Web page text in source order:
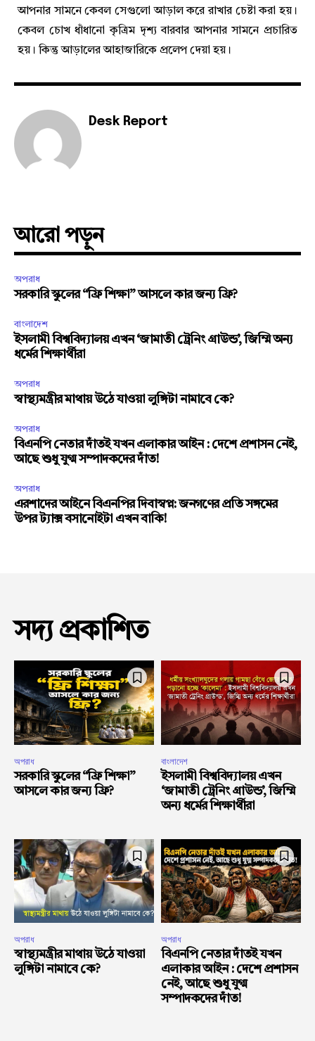
আপনার সামনে কেবল সেগুলো আড়াল করে রাখার চেষ্টা করা হয়।
কেবল চোখ ধাঁধানো কৃত্রিম দৃশ্য বারবার আপনার সামনে প্রচারিত
হয়। কিন্তু আড়ালের আহাজারিকে প্রলেপ দেয়া হয়।
Desk Report
আরো পড়ুন
অপরাধ
সরকারি স্কুলের “ফ্রি শিক্ষা” আসলে কার জন্য ফ্রি?
বাংলাদেশ
ইসলামী বিশ্ববিদ্যালয় এখন ‘জামাতী ট্রেনিং গ্রাউন্ড’, জিম্মি অন্য
ধর্মের শিক্ষার্থীরা
অপরাধ
স্বাস্থ্যমন্ত্রীর মাথায় উঠে যাওয়া লুঙ্গিটা নামাবে কে?
অপরাধ
বিএনপি নেতার দাঁতই যখন এলাকার আইন : দেশে প্রশাসন নেই,
আছে শুধু যুগ্ম সম্পাদকদের দাঁত!
অপরাধ
এরশাদের আইনে বিএনপির দিবাস্বপ্ন: জনগণের প্রতি সঙ্গমের
উপর ট্যাক্স বসানোইটা এখন বাকি!
সদ্য প্রকাশিত
অপরাধ
সরকারি স্কুলের “ফ্রি শিক্ষা”
আসলে কার জন্য ফ্রি?
বাংলাদেশ
ইসলামী বিশ্ববিদ্যালয় এখন
‘জামাতী ট্রেনিং গ্রাউন্ড’, জিম্মি
অন্য ধর্মের শিক্ষার্থীরা
অপরাধ
স্বাস্থ্যমন্ত্রীর মাথায় উঠে যাওয়া
লুঙ্গিটা নামাবে কে?
অপরাধ
বিএনপি নেতার দাঁতই যখন
এলাকার আইন : দেশে প্রশাসন
নেই, আছে শুধু যুগ্ম
সম্পাদকদের দাঁত!